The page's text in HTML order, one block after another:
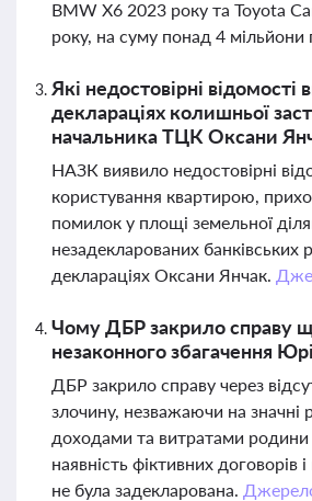
BMW X6 2023 року та Toyota
року, на суму понад 4 мільйони
Які недостовірні
деклараціях колишньої
начальника ТЦК Оксани
НАЗК виявило недостовірні
користування квартирою,
помилок у площі земельної
незадекларованих банківських
деклараціях Оксани Янчак.
Чому ДБР закрило справу
незаконного збагачення
ДБР закрило справу через
злочину, незважаючи на значні
доходами та витратами
наявність фіктивних договорів
не була задекларована.